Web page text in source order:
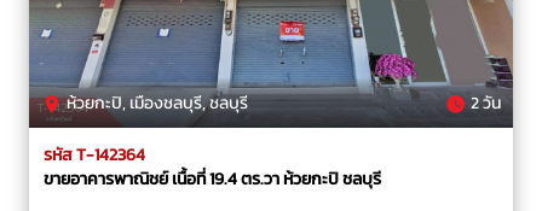
ห้วยกะปิ, เมืองชลบุรี, ชลบุรี 2 วัน
รหัส T-142364
ขายอาคารพาณิชย์ เนื้อที่ 19.4 ตร.วา ห้วยกะปิ ชลบุรี